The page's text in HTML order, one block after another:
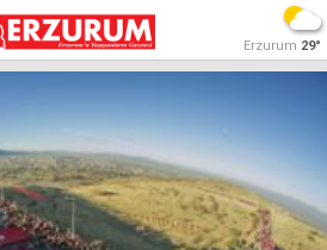
Erzurum 29°